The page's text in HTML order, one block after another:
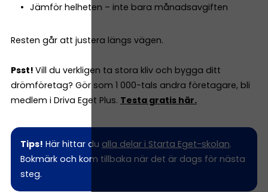
Jämför helheten – inte bara månadsavgiften
Resten går att justera längs vägen.
Psst! Vill du verkligen ta stora kliv och bygga ditt
drömföretag? Gör som 1 000-tals andra företagare, bli
medlem i Driva Eget Plus. Testa gratis här.
Tips! Här hittar du alla delar i Starta Eget-skolan.
Bokmärk och kom tillbaka när det är dags för nästa
steg.